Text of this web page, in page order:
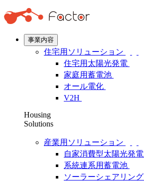
事業内容
住宅用ソリューション
住宅用太陽光発電
家庭用蓄電池
オール電化
V2H
Housing
Solutions
産業用ソリューション
自家消費型太陽光発電
系統連系用蓄電池
ソーラーシェアリング